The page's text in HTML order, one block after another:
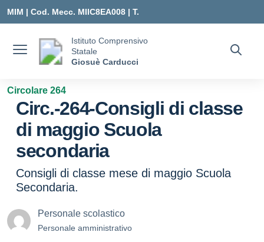
MIM | Cod. Mecc. MIIC8EA008 | T.
MIIC8EA008@ISTRUZIONE.IT
Istituto Comprensivo
Statale
Giosuè Carducci
Circolare 264
Circ.-264-Consigli di classe
di maggio Scuola
secondaria
Consigli di classe mese di maggio Scuola
Secondaria.
Personale scolastico
Personale amministrativo